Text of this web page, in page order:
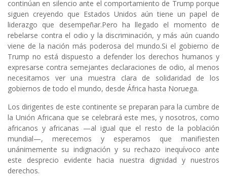
continúan en silencio ante el comportamiento de Trump porque
siguen creyendo que Estados Unidos aún tiene un papel de
liderazgo que desempeñar.Pero ha llegado el momento de
rebelarse contra el odio y la discriminación, y más aún cuando
viene de la nación más poderosa del mundo.Si el gobierno de
Trump no está dispuesto a defender los derechos humanos y
expresarse contra semejantes declaraciones de odio, al menos
necesitamos ver una muestra clara de solidaridad de los
gobiernos de todo el mundo, desde África hasta Noruega.
Los dirigentes de este continente se preparan para la cumbre de
la Unión Africana que se celebrará este mes, y nosotros, como
africanos y africanas —al igual que el resto de la población
mundial—, merecemos y esperamos que manifiesten
unánimemente su indignación y su rechazo inequívoco ante
este desprecio evidente hacia nuestra dignidad y nuestros
derechos.